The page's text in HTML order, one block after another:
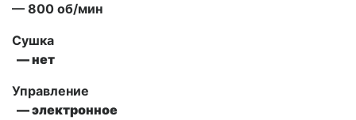
— 800 об/мин
Сушка
— нет
Управление
— электронное